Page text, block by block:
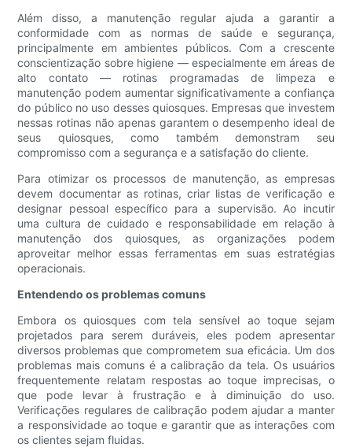
Além disso, a manutenção regular ajuda a garantir a
conformidade com as normas de saúde e segurança,
principalmente em ambientes públicos. Com a crescente
conscientização sobre higiene — especialmente em áreas de
alto contato — rotinas programadas de limpeza e
manutenção podem aumentar significativamente a confiança
do público no uso desses quiosques. Empresas que investem
nessas rotinas não apenas garantem o desempenho ideal de
seus quiosques, como também demonstram seu
compromisso com a segurança e a satisfação do cliente.
Para otimizar os processos de manutenção, as empresas
devem documentar as rotinas, criar listas de verificação e
designar pessoal específico para a supervisão. Ao incutir
uma cultura de cuidado e responsabilidade em relação à
manutenção dos quiosques, as organizações podem
aproveitar melhor essas ferramentas em suas estratégias
operacionais.
Entendendo os problemas comuns
Embora os quiosques com tela sensível ao toque sejam
projetados para serem duráveis, eles podem apresentar
diversos problemas que comprometem sua eficácia. Um dos
problemas mais comuns é a calibração da tela. Os usuários
frequentemente relatam respostas ao toque imprecisas, o
que pode levar à frustração e à diminuição do uso.
Verificações regulares de calibração podem ajudar a manter
a responsividade ao toque e garantir que as interações com
os clientes sejam fluidas.